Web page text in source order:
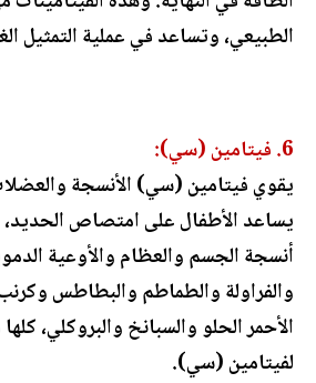
الطبيعي، وتساعد في عملية التمثيل
6. فيتامين (سي):
يقوي فيتامين (سي) الأنسجة
يساعد الأطفال على امتصاص
أنسجة الجسم والعظام والأوعية
والفراولة والطماطم والبطاطس
الأحمر الحلو والسبانخ والبروكلي،
لفيتامين (سي).